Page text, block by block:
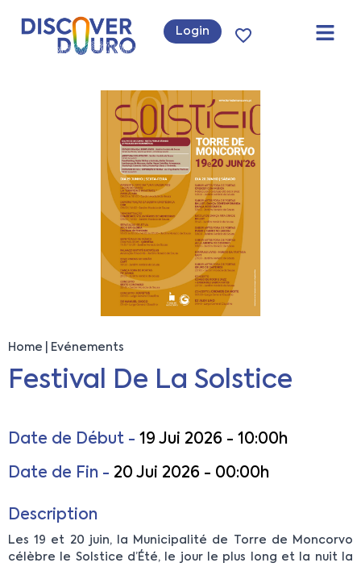
Login
Home Evénements
Festival De La Solstice
Date de Début - 19 Jui 2026 - 10:00h
Date de Fin - 20 Jui 2026 - 00:00h
Description
Les 19 et 20 juin, la Municipalité de Torre de Moncorvo
célèbre le Solstice d’Été, le jour le plus long et la nuit la